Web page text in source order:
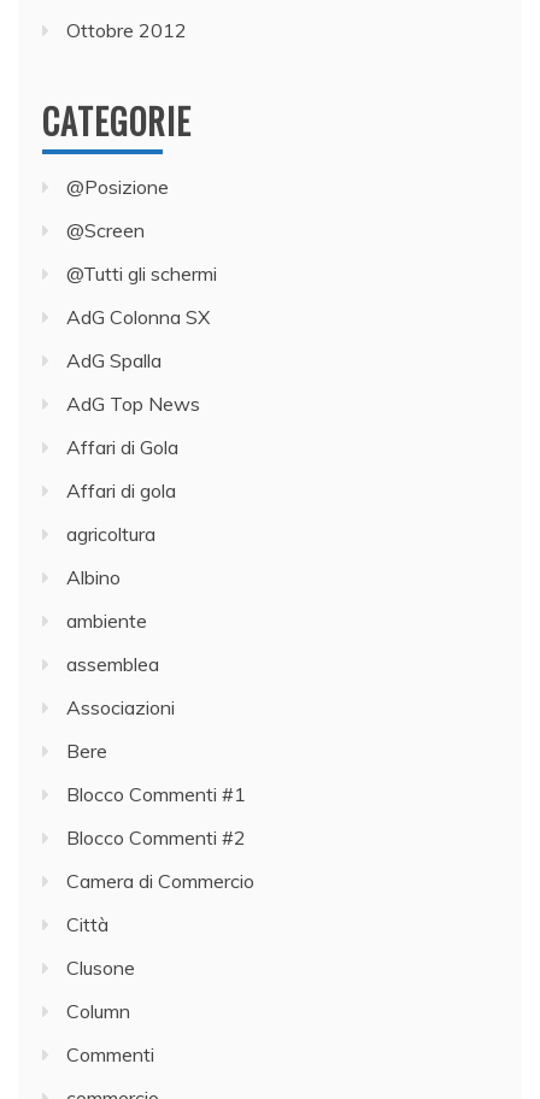
Ottobre 2012
CATEGORIE
@Posizione
@Screen
@Tutti gli schermi
AdG Colonna SX
AdG Spalla
AdG Top News
Affari di Gola
Affari di gola
agricoltura
Albino
ambiente
assemblea
Associazioni
Bere
Blocco Commenti #1
Blocco Commenti #2
Camera di Commercio
Città
Clusone
Column
Commenti